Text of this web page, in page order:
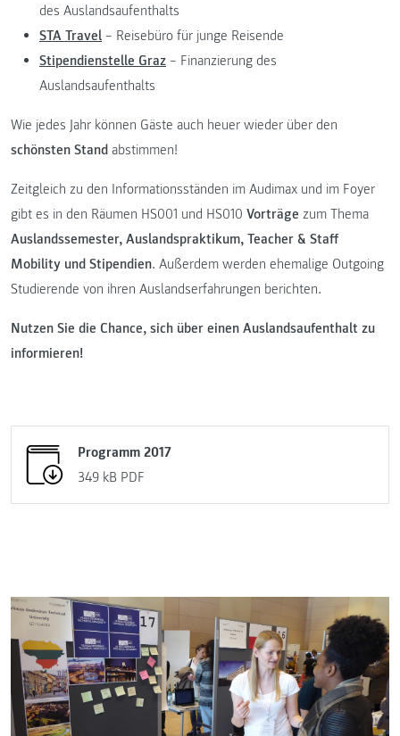
des Auslandsaufenthalts
STA Travel – Reisebüro für junge Reisende
Stipendienstelle Graz – Finanzierung des
Auslandsaufenthalts
Wie jedes Jahr können Gäste auch heuer wieder über den
schönsten Stand abstimmen!
Zeitgleich zu den Informationsständen im Audimax und im Foyer
gibt es in den Räumen HS001 und HS010 Vorträge zum Thema
Auslandssemester, Auslandspraktikum, Teacher & Staff
Mobility und Stipendien. Außerdem werden ehemalige Outgoing
Studierende von ihren Auslandserfahrungen berichten.
Nutzen Sie die Chance, sich über einen Auslandsaufenthalt zu
informieren!
Programm 2017
349 kB PDF